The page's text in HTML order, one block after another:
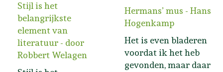
Stijl is het
belangrijkste
element van
literatuur - door
Robbert Welagen
Hermans’ mus - Hans
Hogenkamp
Het is even bladeren
voordat ik het heb
gevonden, maar daar